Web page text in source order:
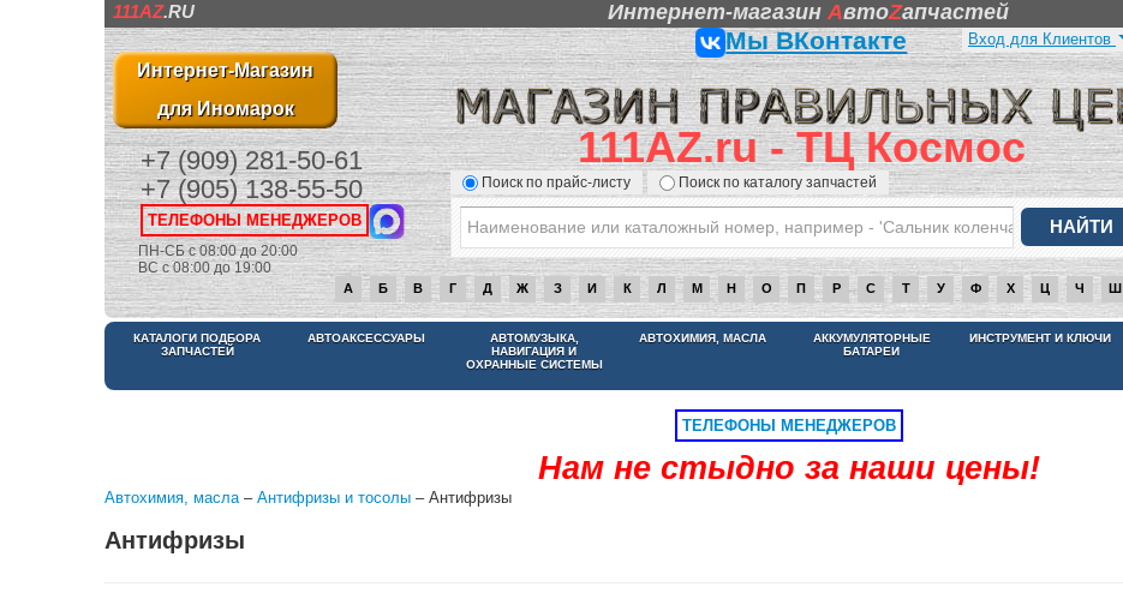
111AZ.RU Интернет-магазинAвтоZапчастей
Интернет-Магазин
для Иномарок
+7 (909) 281-50-61
+7 (905) 138-55-50
ТЕЛЕФОНЫ МЕНЕДЖЕРОВ
ПН-СБ с 08:00 до 20:00
ВС с 08:00 до 19:00
Мы ВКонтакте
111AZ.ru - ТЦ Космос
Поиск по прайс-листу Поиск по каталогу запчастей
Вход для Клиентов
А Б В Г Д Ж З И К Л М Н О П Р С Т У Ф Х Ц Ч Ш
НАМ НЕ СТЫДНО ЗА НАШИ ЦЕНЫ
КАТАЛОГИ ПОДБОРА
ЗАПЧАСТЕЙ
АВТОАКСЕССУАРЫ
АВТОМУЗЫКА,
НАВИГАЦИЯ И
ОХРАННЫЕ СИСТЕМЫ
АВТОХИМИЯ, МАСЛА
АККУМУЛЯТОРНЫЕ
БАТАРЕИ
ИНСТРУМЕНТ И КЛЮЧИ
ТЕЛЕФОНЫ МЕНЕДЖЕРОВ
Нам не стыдно за наши цены!
Автохимия, масла– Антифризы и тосолы – Антифризы
Антифризы